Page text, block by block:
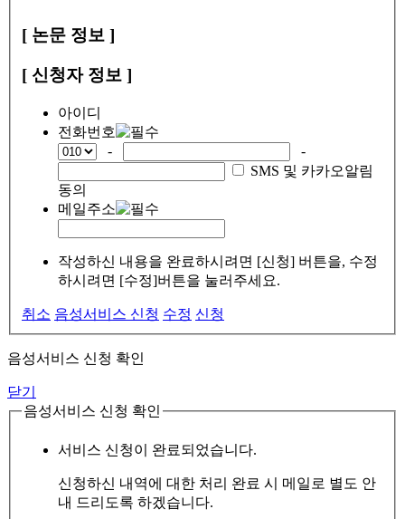
[ 논문 정보 ]
[ 신청자 정보 ]
아이디
전화번호
-
-
SMS 및 카카오알림
동의
메일주소
작성하신 내용을 완료하시려면 [신청] 버튼을, 수정
하시려면 [수정]버튼을 눌러주세요.
취소 음성서비스 신청 수정 신청
음성서비스 신청 확인
닫기
음성서비스 신청 확인
서비스 신청이 완료되었습니다.
신청하신 내역에 대한 처리 완료 시 메일로 별도 안
내 드리도록 하겠습니다.